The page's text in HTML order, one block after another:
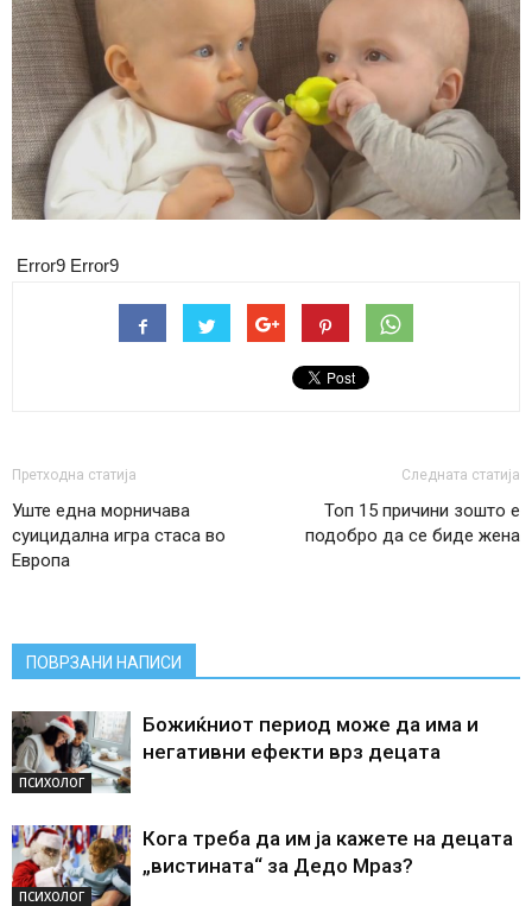
Error9 Error9
Претходна статија
Уште една морничава
суицидална игра стаса во
Европа
Следната статија
Топ 15 причини зошто е
подобро да се биде жена
ПОВРЗАНИ НАПИСИ
ПСИХОЛОГ
Божиќниот период може да има и
негативни ефекти врз децата
ПСИХОЛОГ
Кога треба да им ја кажете на децата
„вистината“ за Дедо Мраз?